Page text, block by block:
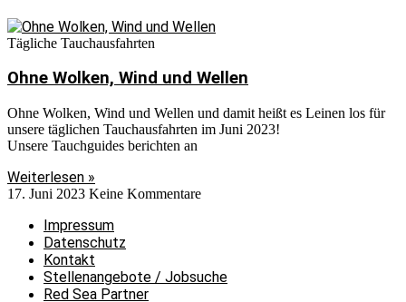
Tägliche Tauchausfahrten
Ohne Wolken, Wind und Wellen
Ohne Wolken, Wind und Wellen und damit heißt es Leinen los für
unsere täglichen Tauchausfahrten im Juni 2023!
Unsere Tauchguides berichten an
Weiterlesen »
17. Juni 2023 Keine Kommentare
Impressum
Datenschutz
Kontakt
Stellenangebote / Jobsuche
Red Sea Partner